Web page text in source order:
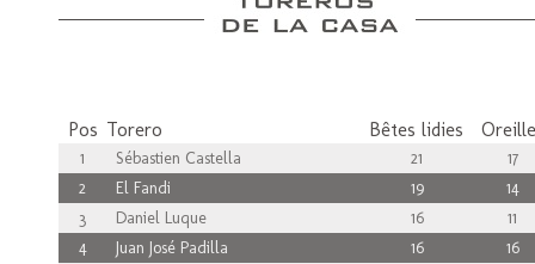
Pos Torero Bêtes lidies
1 Sébastien Castella 21
17
2
El Fandi 19
14
3
Daniel Luque 16
11
4
Juan José Padilla 16
16